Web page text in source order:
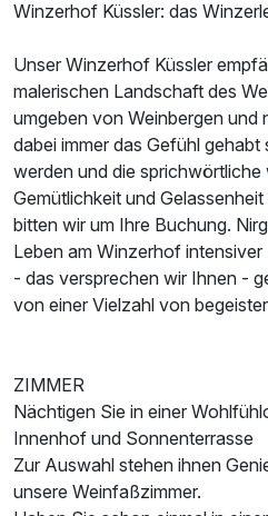
Winzerhof Küssler: das
Unser Winzerhof Küssler
malerischen Landschaft des
umgeben von Weinbergen und
dabei immer das Gefühl
werden und die sprichwörtliche
Gemütlichkeit und
bitten wir um Ihre Buchung.
Leben am Winzerhof
- das versprechen wir Ihnen -
von einer Vielzahl von
ZIMMER
Nächtigen Sie in einer
Innenhof und Sonnenterrasse
Zur Auswahl stehen ihnen
unsere Weinfaßzimmer.